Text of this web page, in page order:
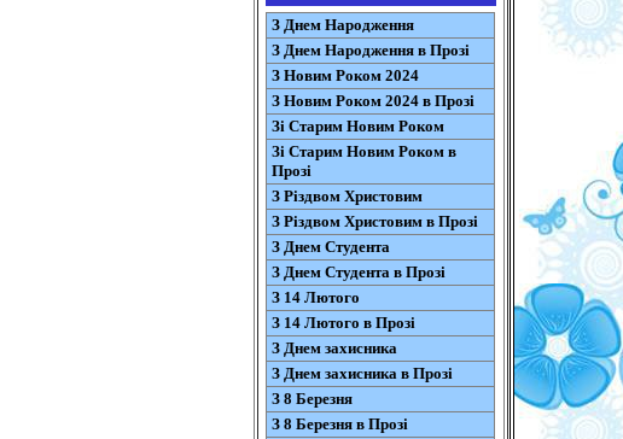
З Днем Народження
З Днем Народження в Прозі
З Новим Роком 2024
З Новим Роком 2024 в Прозі
Зі Старим Новим Роком
Зі Старим Новим Роком в
Прозі
З Різдвом Христовим
З Різдвом Христовим в Прозі
З Днем Студента
З Днем Студента в Прозі
З 14 Лютого
З 14 Лютого в Прозі
З Днем захисника
З Днем захисника в Прозі
З 8 Березня
З 8 Березня в Прозі